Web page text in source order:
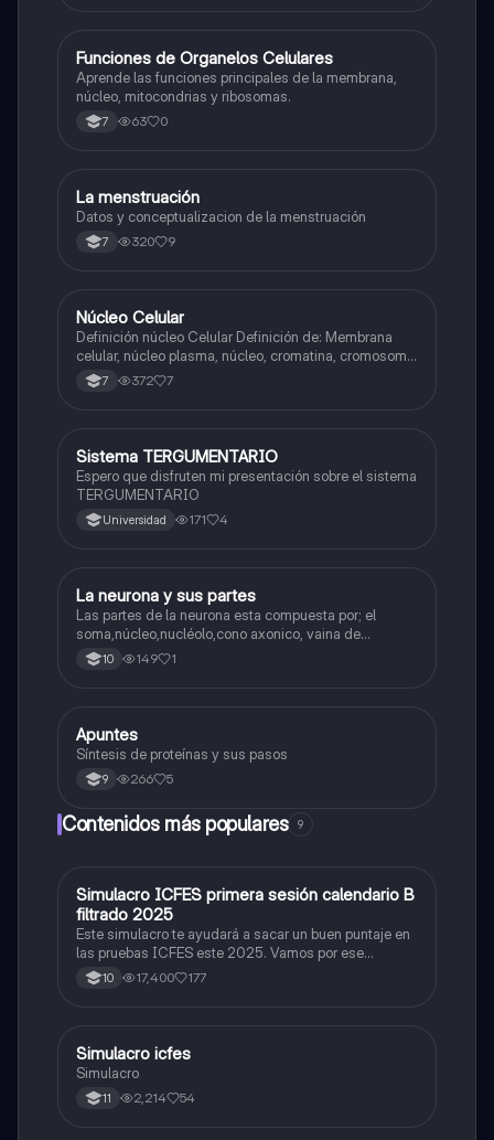
FBiologia
Funciones de Organelos Celulares
Aprende las funciones principales de la membrana,
núcleo, mitocondrias y ribosomas.
7 63 0
Biologia
La menstruación
Datos y conceptualizacion de la menstruación
7 320 9
Biologia
Núcleo Celular
Definición núcleo Celular Definición de: Membrana
celular, núcleo plasma, núcleo, cromatina, cromosoma
Interfase Fases de la interfase
7 372 7
Biologia
Sistema TERGUMENTARIO
Espero que disfruten mi presentación sobre el sistema
TERGUMENTARIO
Universidad 171 4
Biologia
La neurona y sus partes
Las partes de la neurona esta compuesta por; el
soma,núcleo,nucléolo,cono axonico, vaina de
mielina,celula schwan,núcleo de schwann,nódulo de
Ranvier,terminal axonico Arborizacion terminal, botón
10 149 1
Biologia
Apuntes
Síntesis de proteínas y sus pasos
9 266 5
Contenidos más populares 9
ICFES: Matemáticas
Simulacro ICFES primera sesión calendario B
filtrado 2025
Este simulacro te ayudará a sacar un buen puntaje en
las pruebas ICFES este 2025. Vamos por ese
500/500. Y poder ser admitido en la universidad que
quieras, estudiar la carrera que quieres y no la que te
10 17,400 177
ICFES: Lectura Crítica
Simulacro icfes
Simulacro
11 2,214 54